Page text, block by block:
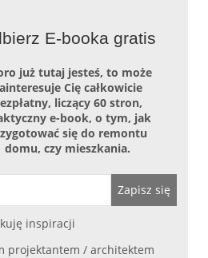
na białą kuchnię – zdjęcia
i inspiracje białych kuchni
E-booka gratis
już tutaj jesteś, to może
Cię całkowicie
liczący 60 stron,
e-book, o tym, jak
się do remontu
domu, czy mieszkania.
Zapisz się
inspiracji
projektantem / architektem